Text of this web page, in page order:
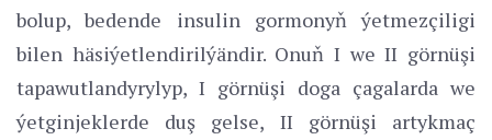
bolup, bedende insulin gormonyň ýetmezçiligi
bilen häsiýetlendirilýändir. Onuň I we II görnüşi
tapawutlandyrylyp, I görnüşi doga çagalarda we
ýetginjeklerde duş gelse, II görnüşi artykmaç